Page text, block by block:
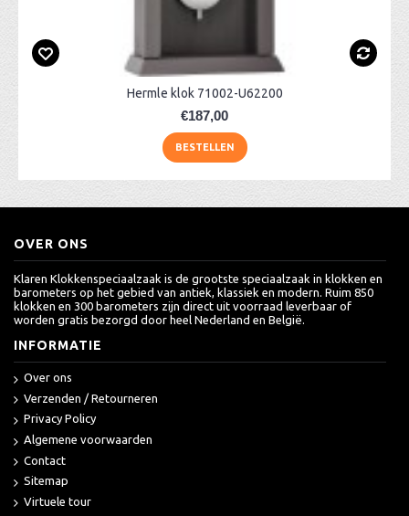
Hermle klok 71002-U62200
€187,00
BESTELLEN
OVER ONS
Klaren Klokkenspeciaalzaak is de grootste speciaalzaak in klokken en
barometers op het gebied van antiek, klassiek en modern. Ruim 850
klokken en 300 barometers zijn direct uit voorraad leverbaar of
worden gratis bezorgd door heel Nederland en België.
INFORMATIE
Over ons
Verzenden / Retourneren
Privacy Policy
Algemene voorwaarden
Contact
Sitemap
Virtuele tour